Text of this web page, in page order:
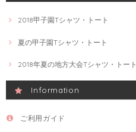
2018甲子園Tシャツ・トート
夏の甲子園Tシャツ・トート
2018年夏の地方大会Tシャツ・トート
Information
ご利用ガイド